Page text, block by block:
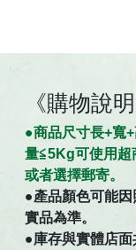
《購物說明
●商品尺寸長+寬
量≦5Kg可使用超
或者選擇郵寄。
●產品顏色可能
實品為準。
●庫存與實體店